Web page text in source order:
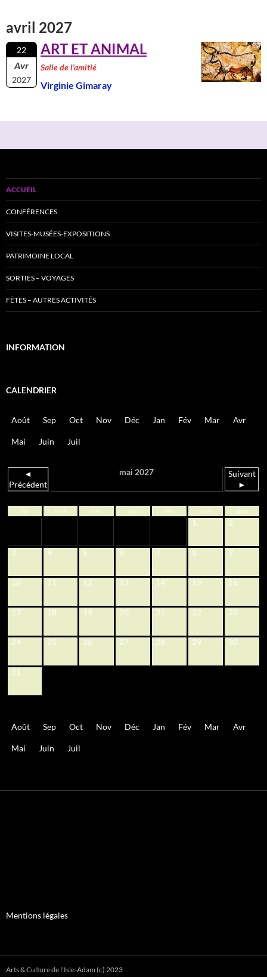
avril 2027
22
Avr
2027
ART ET ANIMAL
Salle de l'amitié
Virginie Gimaray
ACCUEIL
CONFÉRENCES
VISITES-MUSÉES-EXPOSITIONS
PATRIMOINE LOCAL
SORTIES – VOYAGES
FÊTES – AUTRES ACTIVITÉS
INFORMATION
CALENDRIER
Août Sep Oct Nov Déc Jan Fév Mar Avr
Mai Juin Juil
◄
Précédent
mai 2027
Suivant
►
lun mar mer jeu ven sam dim
1 2
3 4 5 6 7 8 9
10 11 12 13 14 15 16
17 18 19 20 21 22 23
24 25 26 27 28 29 30
31
Août Sep Oct Nov Déc Jan Fév Mar Avr
Mai Juin Juil
Mentions légales